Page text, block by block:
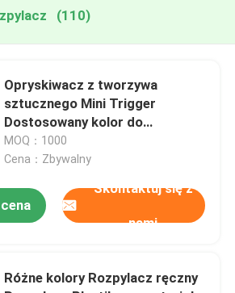
(110)
Opryskiwacz z tworzywa
sztucznego Mini Trigger
Dostosowany kolor do
opakowania kosmetycznego
MOQ：1000
Cena：Zbywalny
Skontaktuj się z
nami
Różne kolory Rozpylacz ręczny